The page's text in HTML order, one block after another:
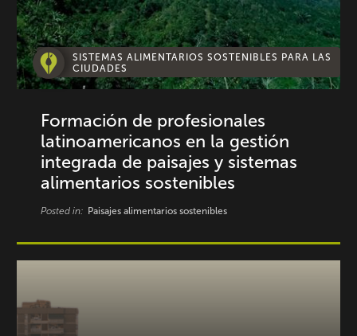
SISTEMAS ALIMENTARIOS SOSTENIBLES PARA LAS
CIUDADES
Formación de profesionales
latinoamericanos en la gestión
integrada de paisajes y sistemas
alimentarios sostenibles
Posted in: Paisajes alimentarios sostenibles